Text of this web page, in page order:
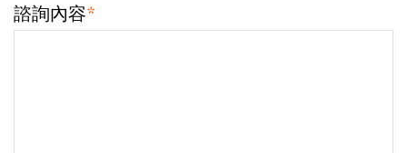
諮詢內容*